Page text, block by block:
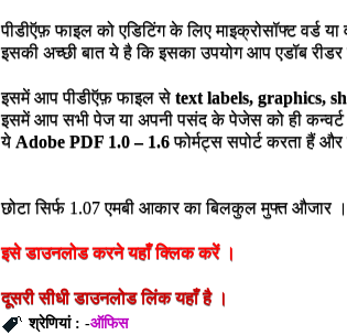
पीडीऍफ़ फाइल को एडिटिंग के लिए माइक्रोसॉफ्ट वर्ड
इसकी अच्छी बात ये है कि इसका उपयोग आप एडॉब
इसमें आप पीडीऍफ़ फाइल से text labels, graphics,
इसमें आप सभी पेज या अपनी पसंद के पेजेस को ही
ये Adobe PDF 1.0 – 1.6फोर्मट्स सपोर्ट करता हैं
छोटा सिर्फ 1.07 एमबी आकार का बिलकुल मुफ्त औजार ।
इसेडाउनलोडकरनेयहाँक्लिककरें।
दूसरीसीधीडाउनलोडलिंकयहाँहै।
श्रेणियां : -ऑफिस